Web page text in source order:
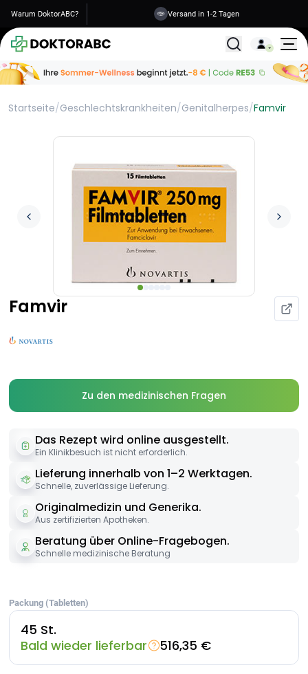
Warum DoktorABC? Versand in 1-2 Tagen
Alle
Startseite/Geschlechtskrankheiten/Genitalherpes/Famvir
Famvir
Zu den medizinischen Fragen
Das Rezept wird online ausgestellt.
Ein Klinikbesuch ist nicht erforderlich.
Lieferung innerhalb von 1–2 Werktagen.
Schnelle, zuverlässige Lieferung.
Originalmedizin und Generika.
Aus zertifizierten Apotheken.
Beratung über Online-Fragebogen.
Schnelle medizinische Beratung
Packung (Tabletten)
45 St.
Bald wieder lieferbar
516,35 €